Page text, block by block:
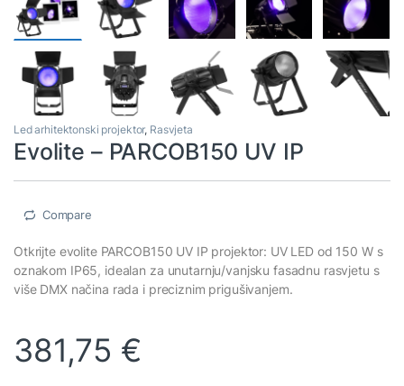
Led arhitektonski projektor, Rasvjeta
Evolite – PARCOB150 UV IP
Compare
Otkrijte evolite PARCOB150 UV IP projektor: UV LED od 150 W s
oznakom IP65, idealan za unutarnju/vanjsku fasadnu rasvjetu s
više DMX načina rada i preciznim prigušivanjem.
381,75 €